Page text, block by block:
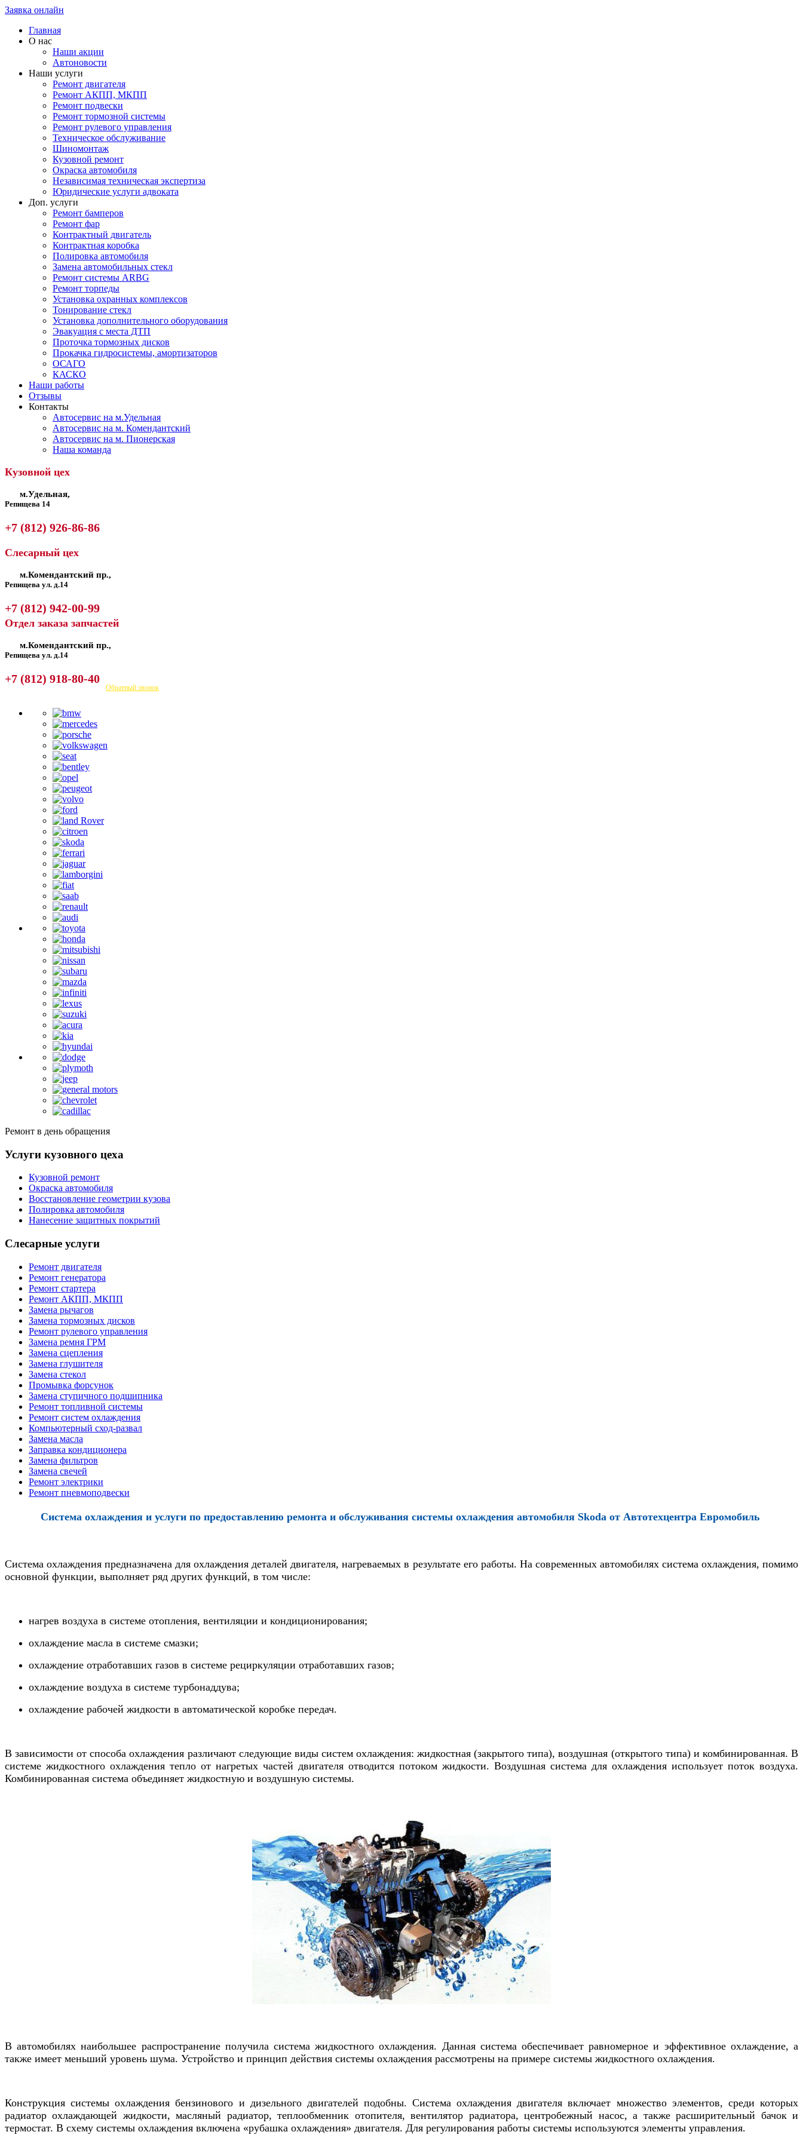
Заявка онлайн
Главная
О нас
Наши акции
Автоновости
Наши услуги
Ремонт двигателя
Ремонт АКПП, МКПП
Ремонт подвески
Ремонт тормозной системы
Ремонт рулевого управления
Техническое обслуживание
Шиномонтаж
Кузовной ремонт
Окраска автомобиля
Независимая техническая экспертиза
Юридические услуги адвоката
Доп. услуги
Ремонт бамперов
Ремонт фар
Контрактный двигатель
Контрактная коробка
Полировка автомобиля
Замена автомобильных стекл
Ремонт системы ARBG
Ремонт торпеды
Установка охранных комплексов
Тонирование стекл
Установка дополнительного оборудования
Эвакуация с места ДТП
Проточка тормозных дисков
Прокачка гидросистемы, амортизаторов
ОСАГО
КАСКО
Наши работы
Отзывы
Контакты
Автосервис на м.Удельная
Автосервис на м. Комендантский
Автосервис на м. Пионерская
Наша команда
Кузовной цех
м.Удельная,
Репищева 14
+7 (812) 926-86-86
Слесарный цех
м.Комендантский пр.,
Репищева ул. д.14
+7 (812) 942-00-99
Отдел заказа запчастей
м.Комендантский пр.,
Репищева ул. д.14
+7 (812) 918-80-40
Посмотреть на карте Обратный звонок
Ремонт в день обращения
Услуги кузовного цеха
Кузовной ремонт
Окраска автомобиля
Восстановление геометрии кузова
Полировка автомобиля
Нанесение защитных покрытий
Слесарные услуги
Ремонт двигателя
Ремонт генератора
Ремонт стартера
Ремонт АКПП, МКПП
Замена рычагов
Замена тормозных дисков
Ремонт рулевого управления
Замена ремня ГРМ
Замена сцепления
Замена глушителя
Замена стекол
Промывка форсунок
Замена ступичного подшипника
Ремонт топливной системы
Ремонт систем охлаждения
Компьютерный сход-развал
Замена масла
Заправка кондиционера
Замена фильтров
Замена свечей
Ремонт электрики
Ремонт пневмоподвески
Система охлаждения и услуги по предоставлению ремонта и обслуживания системы охлаждения автомобиля Skoda от Автотехцентра Евромобиль
Система охлаждения предназначена для охлаждения деталей двигателя, нагреваемых в результате его работы. На современных автомобилях система охлаждения, помимо
основной функции, выполняет ряд других функций, в том числе:
нагрев воздуха в системе отопления, вентиляции и кондиционирования;
охлаждение масла в системе смазки;
охлаждение отработавших газов в системе рециркуляции отработавших газов;
охлаждение воздуха в системе турбонаддува;
охлаждение рабочей жидкости в автоматической коробке передач.
В зависимости от способа охлаждения различают следующие виды систем охлаждения: жидкостная (закрытого типа), воздушная (открытого типа) и комбинированная. В
системе жидкостного охлаждения тепло от нагретых частей двигателя отводится потоком жидкости. Воздушная система для охлаждения использует поток воздуха.
Комбинированная система объединяет жидкостную и воздушную системы.
В автомобилях наибольшее распространение получила система жидкостного охлаждения. Данная система обеспечивает равномерное и эффективное охлаждение, а
также имеет меньший уровень шума. Устройство и принцип действия системы охлаждения рассмотрены на примере системы жидкостного охлаждения.
Конструкция системы охлаждения бензинового и дизельного двигателей подобны. Система охлаждения двигателя включает множество элементов, среди которых
радиатор охлаждающей жидкости, масляный радиатор, теплообменник отопителя, вентилятор радиатора, центробежный насос, а также расширительный бачок и
термостат. В схему системы охлаждения включена «рубашка охлаждения» двигателя. Для регулирования работы системы используются элементы управления.